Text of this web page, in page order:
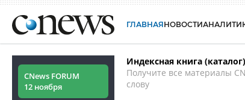
ГЛАВНАЯНОВОСТИ
CNews FORUM
12 ноября
Индексная книга
Получите все материалы
слову